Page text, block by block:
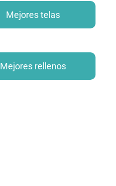
Mejores telas
Mejores rellenos